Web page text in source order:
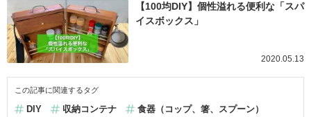
【100均DIY】個性溢れる便利な「スパ
イスボックス」
2020.05.13
この記事に関連するタグ
DIY 収納コンテナ 食器（コップ、箸、スプーン）